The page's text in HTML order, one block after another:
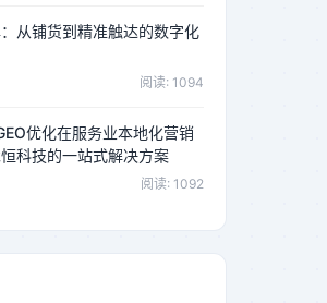
从铺货到精准触达的数字化
阅读: 1094
优化在服务业本地化营销
科技的一站式解决方案
阅读: 1092